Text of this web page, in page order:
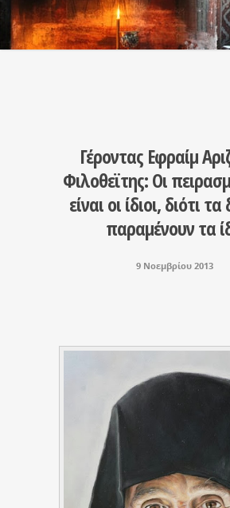
Γέροντας Εφραίμ
Φιλοθεϊτης: Οι
είναι οι ίδιοι, διότι
παραμένουν τα
9 Νοεμβρίου 2013